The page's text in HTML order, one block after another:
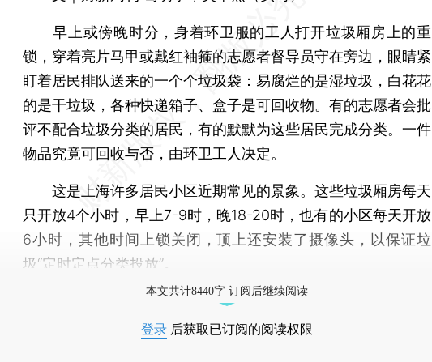
早上或傍晚时分，身着环卫服的工人打开垃圾厢房上的重
锁，穿着亮片马甲或戴红袖箍的志愿者督导员守在旁边，眼睛紧
盯着居民排队送来的一个个垃圾袋：易腐烂的是湿垃圾，白花花
的是干垃圾，各种快递箱子、盒子是可回收物。有的志愿者会批
评不配合垃圾分类的居民，有的默默为这些居民完成分类。一件
物品究竟可回收与否，由环卫工人决定。
这是上海许多居民小区近期常见的景象。这些垃圾厢房每天
只开放4个小时，早上7-9时，晚18-20时，也有的小区每天开放
6小时，其他时间上锁关闭，顶上还安装了摄像头，以保证垃
圾“定时定点分类投放”。
本文共计8440字 订阅后继续阅读
登录 后获取已订阅的阅读权限